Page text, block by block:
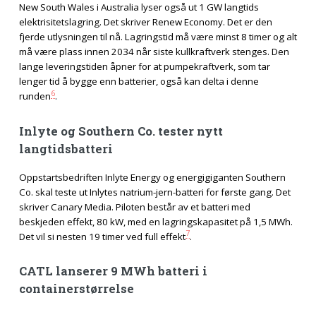
New South Wales i Australia lyser også ut 1 GW langtids
elektrisitetslagring. Det skriver Renew Economy. Det er den
fjerde utlysningen til nå. Lagringstid må være minst 8 timer og alt
må være plass innen 2034 når siste kullkraftverk stenges. Den
lange leveringstiden åpner for at pumpekraftverk, som tar
lenger tid å bygge enn batterier, også kan delta i denne
runden6.
Inlyte og Southern Co. tester nytt
langtidsbatteri
Oppstartsbedriften Inlyte Energy og energigiganten Southern
Co. skal teste ut Inlytes natrium-jern-batteri for første gang. Det
skriver Canary Media. Piloten består av et batteri med
beskjeden effekt, 80 kW, med en lagringskapasitet på 1,5 MWh.
Det vil si nesten 19 timer ved full effekt7.
CATL lanserer 9 MWh batteri i
containerstørrelse